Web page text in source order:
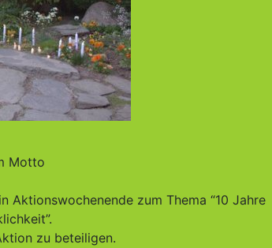
Motto
Aktionswochenende zum Thema “10 Jahre
zu beteiligen.